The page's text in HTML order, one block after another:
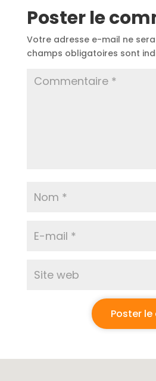
Poster le
Votre adresse e-mail ne
champs obligatoires sont